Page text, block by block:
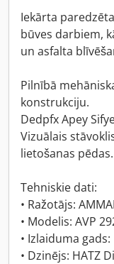
Iekārta
būves darbiem,
un asfalta
Pilnībā
konstrukciju.
Dedpfx Apey
Vizuālais
lietošanas pēdas.
Tehniskie dati:
• Ražotājs:
• Modelis: AVP
• Izlaiduma gads:
• Dzinējs: HATZ